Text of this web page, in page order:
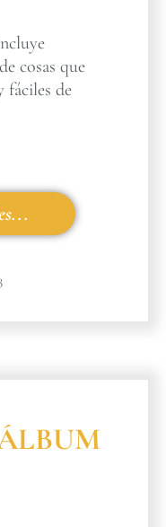
cosas que
fáciles de